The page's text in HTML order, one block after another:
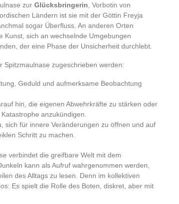
zur Glücksbringerin , Vorbotin von
Ländern ist sie mit der Göttin Freyja
sogar Überfluss. An anderen Orten
Kunst, sich an wechselnde Umgebungen
der eine Phase der Unsicherheit durchlebt.
Spitzmaulnase zugeschrieben werden:
Geduld und aufmerksame Beobachtung
hin, die eigenen Abwehrkräfte zu stärken oder
anzukündigen.
sich für innere Veränderungen zu öffnen und auf
Schritt zu machen.
verbindet die greifbare Welt mit dem
kann als Aufruf wahrgenommen werden,
des Alltags zu lesen. Denn im kollektiven
Es spielt die Rolle des Boten, diskret, aber mit